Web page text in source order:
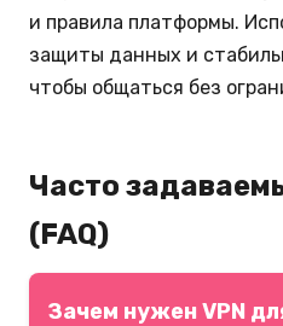
и правила платформы.
защиты данных и
чтобы общаться без
Часто
(FAQ)
Зачем нужен VPN